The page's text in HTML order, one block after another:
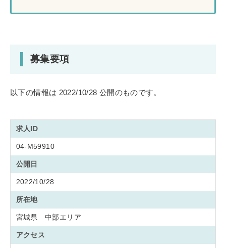
募集要項
以下の情報は 2022/10/28 公開のものです。
求人ID
04-M59910
公開日
2022/10/28
所在地
宮城県 中部エリア
アクセス